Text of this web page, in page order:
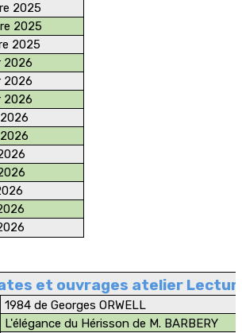
2025
2025
2025
2026
2026
2026
et ouvrages atelier
1984 de Georges ORWELL
L'élégance du Hérisson de M. BARBERY